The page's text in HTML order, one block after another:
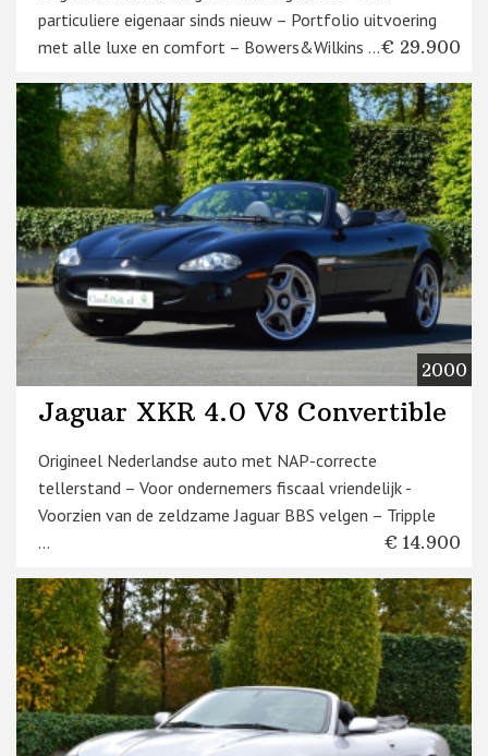
particuliere eigenaar sinds nieuw – Portfolio uitvoering
met alle luxe en comfort – Bowers&Wilkins ...€ 29.900
2000
Jaguar XKR 4.0 V8 Convertible
Origineel Nederlandse auto met NAP-correcte
tellerstand – Voor ondernemers fiscaal vriendelijk -
Voorzien van de zeldzame Jaguar BBS velgen – Tripple
...
€ 14.900